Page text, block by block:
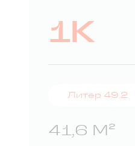
1К
Литер 49.2
41,6 М²